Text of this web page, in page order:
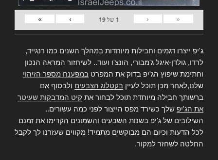
«
‹
1 של19
›
»
ג'יפ ייצרו דגמים וחבילות מיוחדות במהלך השנים כמו רנגייד,
לרדו, גולדן-איגל ג'מבורי, הונצ'ו ועוד.. לשיחזור המראה הנכון
וחתימת שיפוץ הג'יפ בדוק את המפרט במפענח מספר הזיהוי
שלנו,לאחר מכן תוכל לעיין בקטלוג הצבעים ולבסוף אם
ברשותך חבילה מיוחדת תוכל לבחור את קיט המדבקות שעיטר
את הג'יפ שלך כשירד מפס הייצור לפני כמה עשורים..
השילובים של ג'יפ בשנות השבעים והשמונים הקדימו את זמנם
לכל הדעות וכיום הם מבוקשים מתמיד! מקווים שעזרנו לך לקבל
החלטה לשחזר למקור.